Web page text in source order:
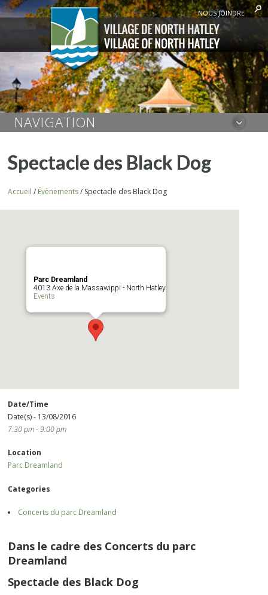
NOUS JOINDRE
NAVIGATION
Spectacle des Black Dog
Accueil / Évènements/ Spectacle des Black Dog
Parc Dreamland
4013 Axe de la Massawippi - North Hatley
Events
Date/Time
Date(s) - 13/08/2016
7:30 pm - 9:00 pm
Location
Parc Dreamland
Categories
Concerts du parc Dreamland
Dans le cadre des Concerts du parc
Dreamland
Spectacle des Black Dog